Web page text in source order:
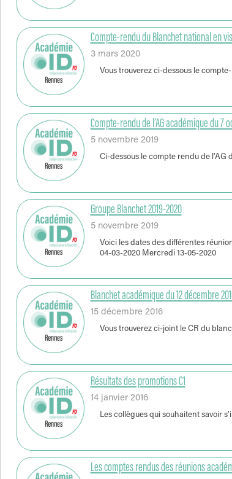
Compte-rendu du Blanchet national en
3 mars 2020
Vous trouverez ci-dessous le
Compte-rendu de l’AG académique du 7
5 novembre 2019
Ci-dessous le compte rendu de l’AG
Groupe Blanchet 2019-2020
5 novembre 2019
Voici les dates des différentes
04-03-2020 Mercredi 13-05-2020
Blanchet académique du 12 décembre
15 décembre 2016
Vous trouverez ci-joint le CR du
Résultats des promotions C1
14 janvier 2016
Les collègues qui souhaitent savoir
Les comptes rendus des réunions